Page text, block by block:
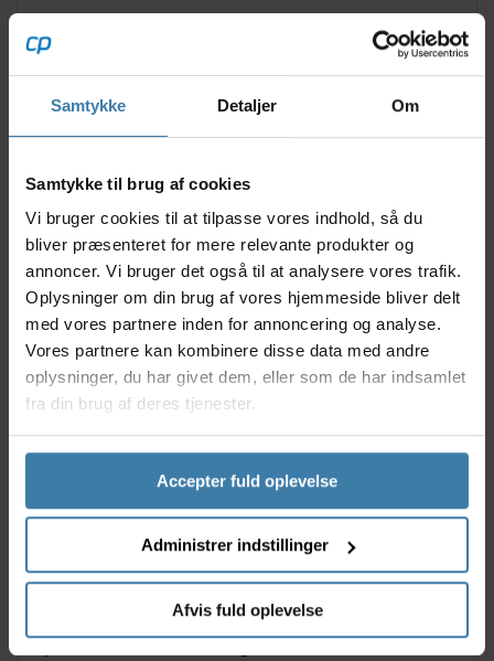
Samtykke Detaljer Om
Samtykke til brug af cookies
Vi bruger cookies til at tilpasse vores indhold, så du
bliver præsenteret for mere relevante produkter og
annoncer. Vi bruger det også til at analysere vores trafik.
Oplysninger om din brug af vores hjemmeside bliver delt
med vores partnere inden for annoncering og analyse.
Vores partnere kan kombinere disse data med andre
oplysninger, du har givet dem, eller som de har indsamlet
fra din brug af deres tjenester.
Accepter fuld oplevelse
Administrer indstillinger
Afvis fuld oplevelse
Opdag glæden ved leg og bevægelse med Trybike
Balance/Løbecykel 2 Hjul. Denne løbecykel er skabt
cykling. Med sit robuste stålstel og gennemtænkte
design hjælper den barnet med at udvikle balance og
mod at lære at cykle selvstændigt.
Nyttige facts
Robust stålramme for ekstra holdbarhed
Justerbar saddel, så cyklen vokser med barnet
Letvægtsdesign, der gør cyklen nem at styre
Velegnet til børn fra ca. 2 til 6 år (ifølge
producenten)
Ergonomiske håndtag for et sikkert og
behageligt greb
Anvendelse
Trybike Balance/Løbecykel 2 Hjul er ideel til de
feltet uden at bruge pedaler. Den hjælper børn med
at opbygge selvtillid i bevægelse og er et perfekt
valg til både legepladsen og haven. Den ergonomiske
fra og bremse sikkert, hvilket giver en tryg og sjov
oplevelse for både barn og forældre.